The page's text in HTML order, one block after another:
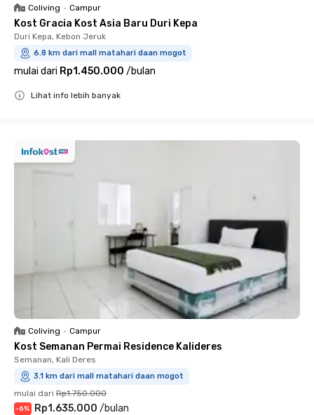
Coliving • Campur
Kost Gracia Kost Asia Baru Duri Kepa
Duri Kepa, Kebon Jeruk
6.8 km dari mall matahari daan mogot
mulai dari Rp1.450.000 /bulan
Lihat info lebih banyak
Coliving • Campur
Kost Semanan Permai Residence Kalideres
Semanan, Kali Deres
3.1 km dari mall matahari daan mogot
mulai dari Rp1.750.000
-6% Rp1.635.000 /bulan